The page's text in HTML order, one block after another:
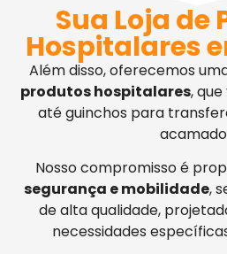
Sua Loja de
Hospitalares
Além disso, oferecemos
produtos hospitalares,
até guinchos para
Nosso compromisso é
segurança e mobilidade,
de alta qualidade,
necessidades